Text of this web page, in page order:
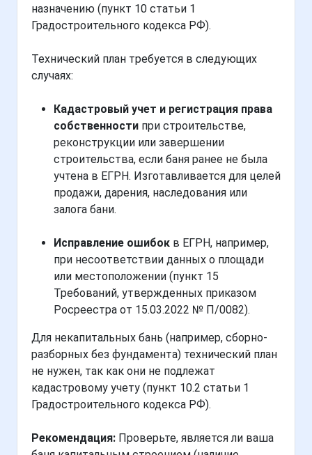
назначению (пункт 10 статьи 1
Градостроительного кодекса РФ).
Технический план требуется в следующих
случаях:
Кадастровый учет и регистрация права
собственности при строительстве,
реконструкции или завершении
строительства, если баня ранее не была
учтена в ЕГРН. Изготавливается для целей
продажи, дарения, наследования или
залога бани.
Исправление ошибок в ЕГРН, например,
при несоответствии данных о площади
или местоположении (пункт 15
Требований, утвержденных приказом
Росреестра от 15.03.2022 № П/0082).
Для некапитальных бань (например, сборно-
разборных без фундамента) технический план
не нужен, так как они не подлежат
кадастровому учету (пункт 10.2 статьи 1
Градостроительного кодекса РФ).
Рекомендация: Проверьте, является ли ваша